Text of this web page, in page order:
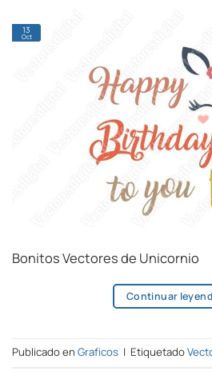
13
Oct
Bonitos Vectores de Unicornio
Continuar
Publicado en Graficos | Etiquetado